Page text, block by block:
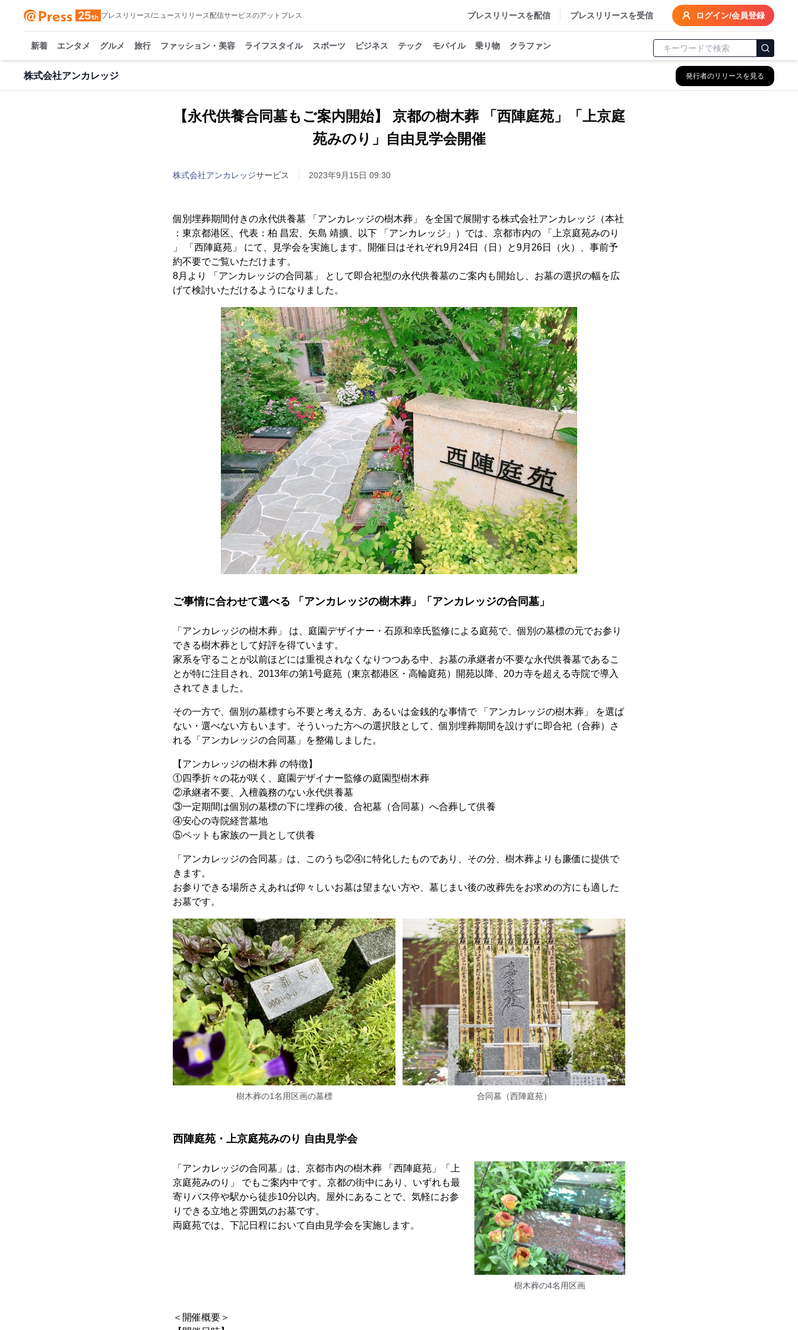
プレスリリース/ニュースリリース配信サービスのアットプレス プレスリリースを配信 プレスリリースを受信 ログイン/会員登録
新着 エンタメ グルメ 旅行 ファッション・美容 ライフスタイル スポーツ ビジネス テック モバイル 乗り物 クラファン
株式会社アンカレッジ 発行者のリリースを見る
【永代供養合同墓もご案内開始】 京都の樹木葬 「西陣庭苑」「上京庭
苑みのり」自由見学会開催
株式会社アンカレッジサービス 2023年9月15日 09:30
個別埋葬期間付きの永代供養墓 「アンカレッジの樹木葬」 を全国で展開する株式会社アンカレッジ（本社
：東京都港区、代表：柏 昌宏、矢島 靖擴、以下 「アンカレッジ」）では、京都市内の 「上京庭苑みのり
」 「西陣庭苑」 にて、見学会を実施します。開催日はそれぞれ9月24日（日）と9月26日（火）、事前予
約不要でご覧いただけます。
8月より 「アンカレッジの合同墓」 として即合祀型の永代供養墓のご案内も開始し、お墓の選択の幅を広
げて検討いただけるようになりました。
ご事情に合わせて選べる 「アンカレッジの樹木葬」「アンカレッジの合同墓」
「アンカレッジの樹木葬」 は、庭園デザイナー・石原和幸氏監修による庭苑で、個別の墓標の元でお参り
できる樹木葬として好評を得ています。
家系を守ることが以前ほどには重視されなくなりつつある中、お墓の承継者が不要な永代供養墓であるこ
とが特に注目され、2013年の第1号庭苑（東京都港区・高輪庭苑）開苑以降、20カ寺を超える寺院で導入
されてきました。
その一方で、個別の墓標すら不要と考える方、あるいは金銭的な事情で 「アンカレッジの樹木葬」 を選ば
ない・選べない方もいます。そういった方への選択肢として、個別埋葬期間を設けずに即合祀（合葬）さ
れる「アンカレッジの合同墓」を整備しました。
【アンカレッジの樹木葬 の特徴】
①四季折々の花が咲く、庭園デザイナー監修の庭園型樹木葬
②承継者不要、入檀義務のない永代供養墓
③一定期間は個別の墓標の下に埋葬の後、合祀墓（合同墓）へ合葬して供養
④安心の寺院経営墓地
⑤ペットも家族の一員として供養
「アンカレッジの合同墓」は、このうち②④に特化したものであり、その分、樹木葬よりも廉価に提供で
きます。
お参りできる場所さえあれば仰々しいお墓は望まない方や、墓じまい後の改葬先をお求めの方にも適した
お墓です。
樹木葬の1名用区画の墓標 合同墓（西陣庭苑）
西陣庭苑・上京庭苑みのり 自由見学会
「アンカレッジの合同墓」は、京都市内の樹木葬 「西陣庭苑」「上
京庭苑みのり」 でもご案内中です。京都の街中にあり、いずれも最
寄りバス停や駅から徒歩10分以内。屋外にあることで、気軽にお参
りできる立地と雰囲気のお墓です。
両庭苑では、下記日程において自由見学会を実施します。
樹木葬の4名用区画
＜開催概要＞